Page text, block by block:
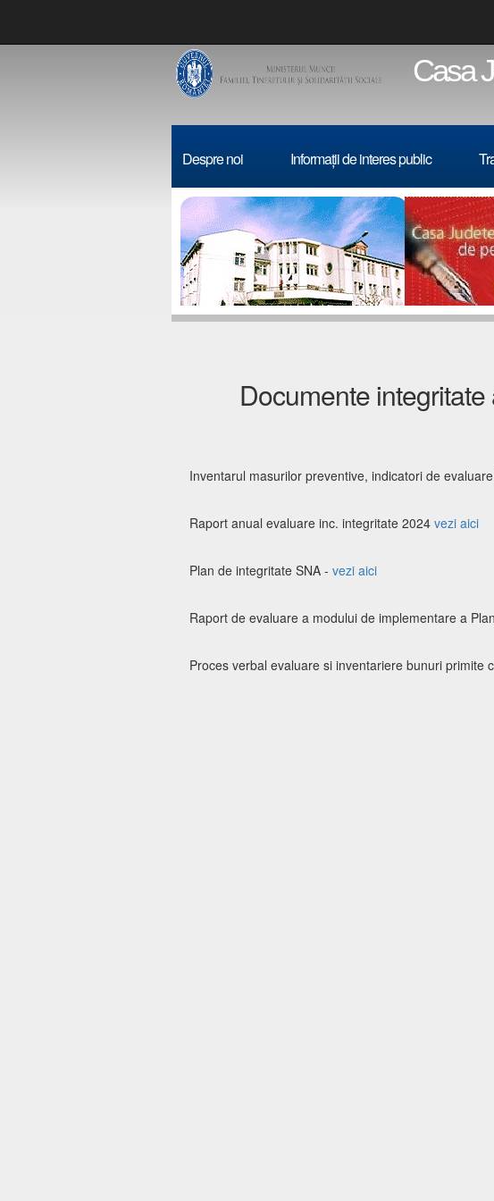
Casa
Despre noi Informații de interes public
Documente
Inventarul masurilor preventive, indicatori de
Raport anual evaluare inc. integritate 2024 vezi aici
Plan de integritate SNA - vezi aici
Raport de evaluare a modului de implementare a
Proces verbal evaluare si inventariere bunuri primite